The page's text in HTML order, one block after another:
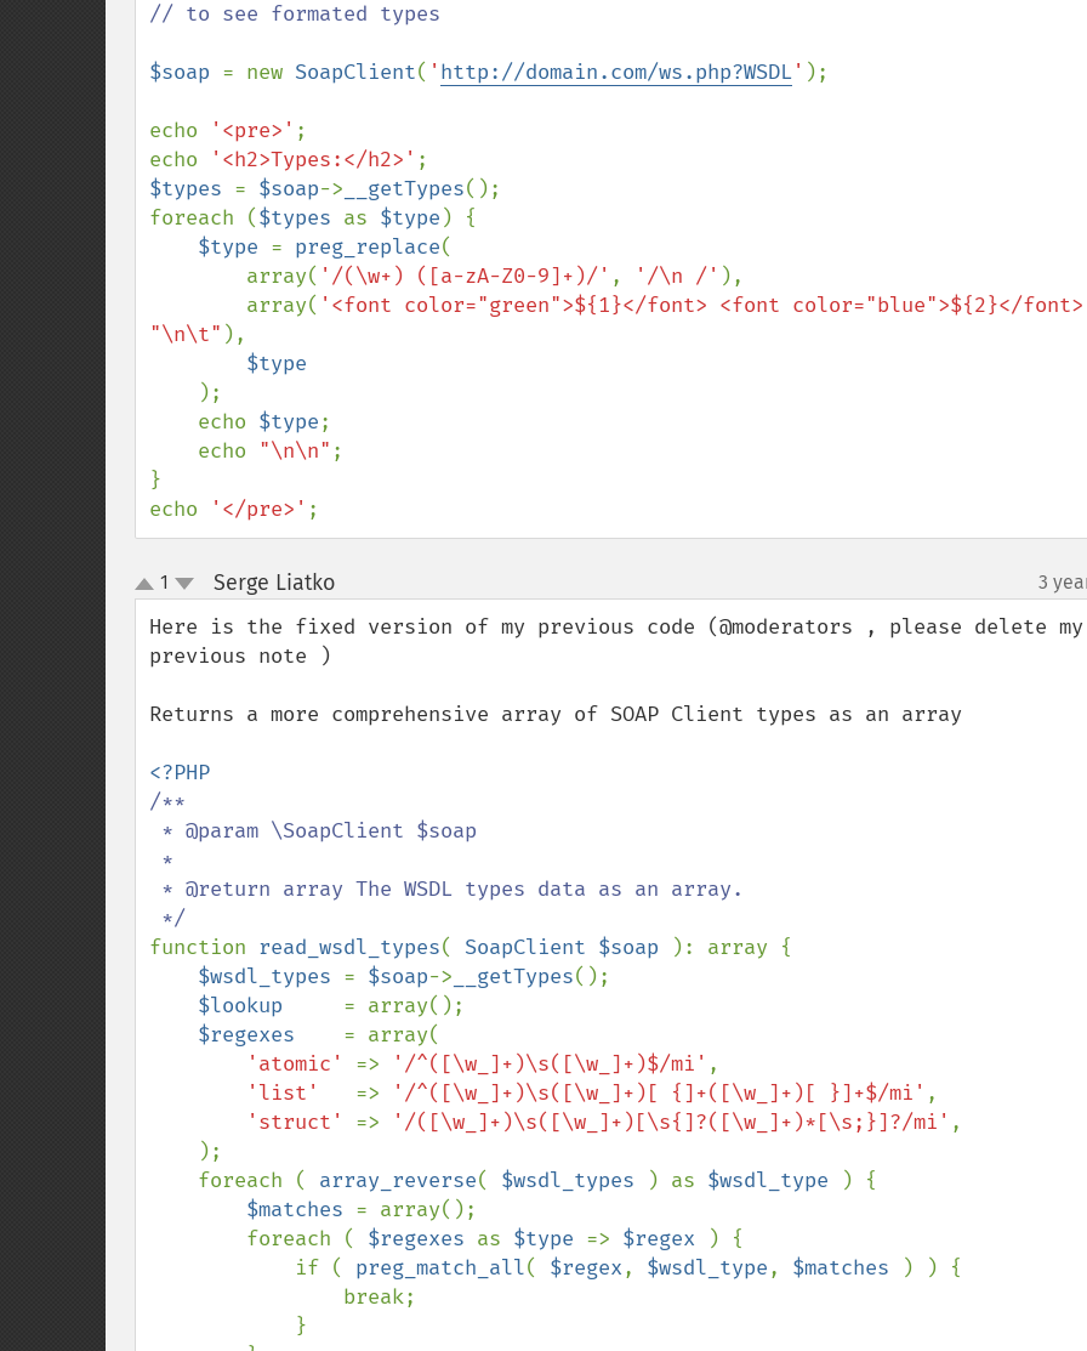
// to see formated types
$soap = new SoapClient( ' http://domain.com/ws.php?WSDL' );
echo '<pre>' ;
echo
'<h2>Types:</h2>'
$types = $soap-> __getTypes();
foreach ($types as $type ) {
$type = preg_replace(
        array(
'/(\w+) ([a-zA-Z0-9]+)/' , '/\n /' ),
        array(
'<font color="green">${1}</font> <font color="blue">${2}</
"\n\t" ),
$type
);
    echo
$type;
    echo
"\n\n" ;
}
echo
'</pre>' ;
up
down
1 Serge Liatko¶ 3
Here is the fixed version of my previous code (@moderators , please delete my
previous note )
Returns a more comprehensive array of SOAP Client types as an array
/**
function read_wsdl_types( SoapClient $soap
): array {
$wsdl_types = $soap-> __getTypes();
$lookup = array();
$regexes = array(
'atomic' => '/^([\w_]+)\s([\w_]+)$/mi' ,
'list' => '/^([\w_]+)\s([\w_]+)[ {]+([\w_]+)[ }]+$/mi' ,
'struct' => '/([\w_]+)\s([\w_]+)[\s{]?([\w_]+)*[\s;}]?/mi' ,
    foreach (
array_reverse( $wsdl_types ) as $wsdl_type
) {
$matches = array();
        foreach (
$regexes as $type => $regex
) {
            if (
preg_match_all( $regex, $wsdl_type, $matches
) ) {